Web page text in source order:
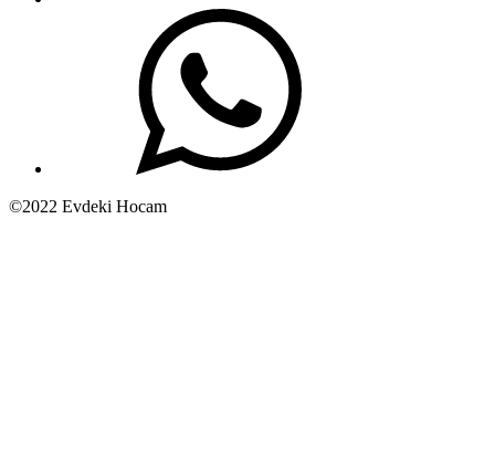
©2022 Evdeki Hocam